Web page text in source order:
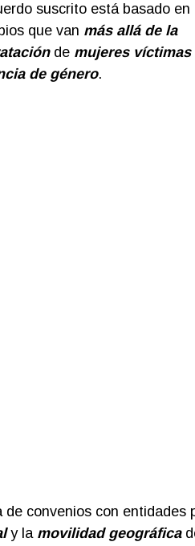
suscrito está basado en
que van más allá de la
de mujeres víctimas
de género.
convenios con entidades
y la movilidad geográfica